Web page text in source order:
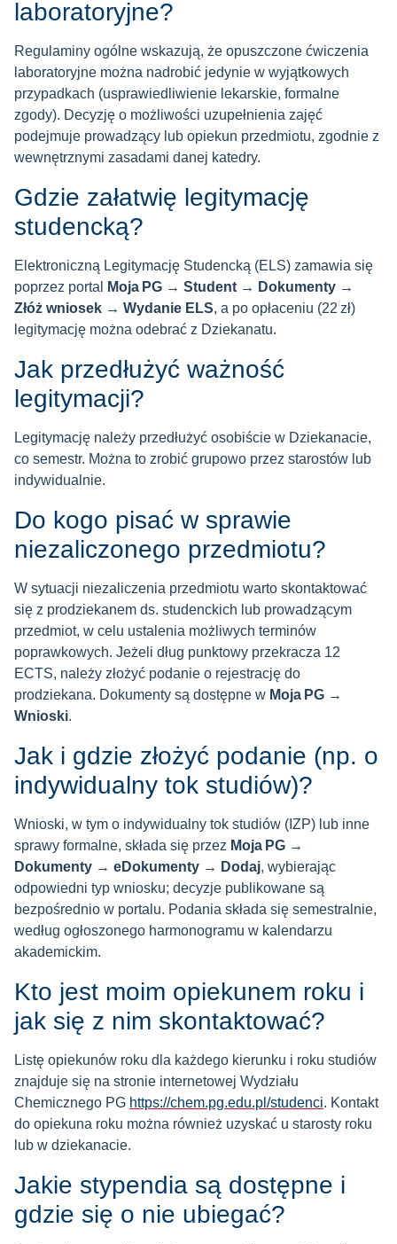
laboratoryjne?
Regulaminy ogólne wskazują, że opuszczone ćwiczenia
laboratoryjne można nadrobić jedynie w wyjątkowych
przypadkach (usprawiedliwienie lekarskie, formalne
zgody). Decyzję o możliwości uzupełnienia zajęć
podejmuje prowadzący lub opiekun przedmiotu, zgodnie z
wewnętrznymi zasadami danej katedry.
Gdzie załatwię legitymację
studencką?
Elektroniczną Legitymację Studencką (ELS) zamawia się
poprzez portal
Moja PG → Student → Dokumenty →
Złóż wniosek → Wydanie ELS, a po opłaceniu (22 zł)
legitymację można odebrać z Dziekanatu.
Jak przedłużyć ważność
legitymacji?
Legitymację należy przedłużyć osobiście w Dziekanacie,
co semestr. Można to zrobić grupowo przez starostów lub
indywidualnie.
Do kogo pisać w sprawie
niezaliczonego przedmiotu?
W sytuacji niezaliczenia przedmiotu warto skontaktować
się z prodziekanem ds. studenckich lub prowadzącym
przedmiot, w celu ustalenia możliwych terminów
poprawkowych. Jeżeli dług punktowy przekracza 12
ECTS, należy złożyć podanie o rejestrację do
prodziekana. Dokumenty są dostępne w Moja PG →
Wnioski.
Jak i gdzie złożyć podanie (np. o
indywidualny tok studiów)?
Wnioski, w tym o indywidualny tok studiów (IZP) lub inne
sprawy formalne, składa się przez Moja PG →
Dokumenty → eDokumenty → Dodaj, wybierając
odpowiedni typ wniosku; decyzje publikowane są
bezpośrednio w portalu. Podania składa się semestralnie,
według ogłoszonego harmonogramu w kalendarzu
akademickim.
Kto jest moim opiekunem roku i
jak się z nim skontaktować?
Listę opiekunów roku dla każdego kierunku i roku studiów
znajduje się na stronie internetowej Wydziału
Chemicznego PG https://chem.pg.edu.pl/studenci. Kontakt
do opiekuna roku można również uzyskać u starosty roku
lub w dziekanacie.
Jakie stypendia są dostępne i
gdzie się o nie ubiegać?